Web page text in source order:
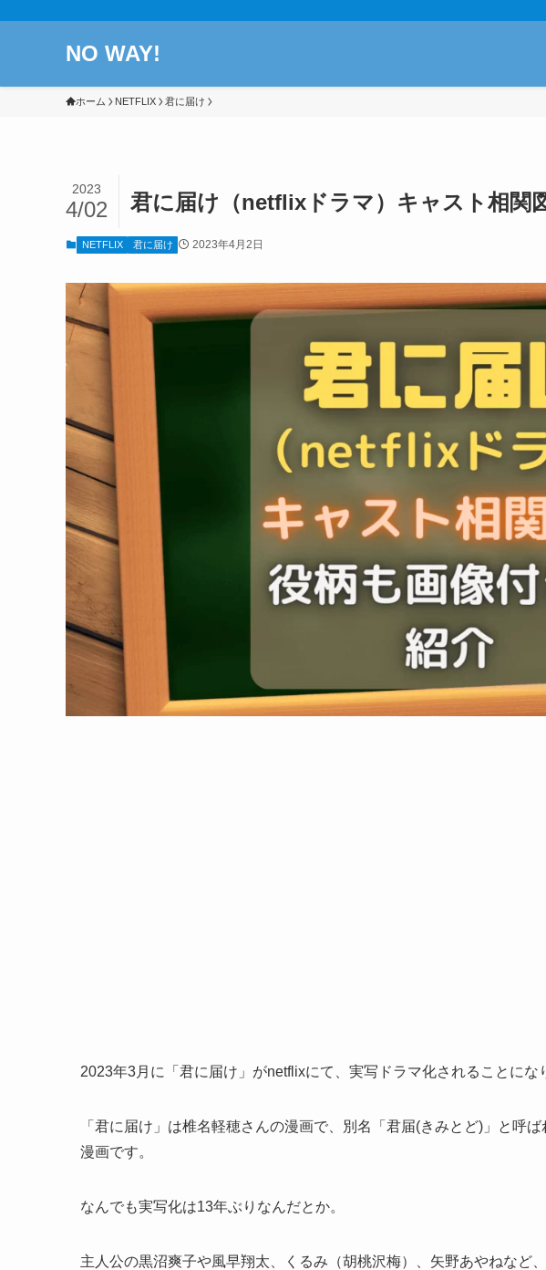
NO WAY!
ホーム NETFLIX 君に届け
君に届け（netflixドラマ）キャスト相関
2023
4/02
NETFLIX 君に届け 2023年4月2日
2023年3月に「君に届け」がnetflixにて、実写ドラマ化されることにな
「君に届け」は椎名軽穂さんの漫画で、別名「君届(きみとど)」と呼
漫画です。
なんでも実写化は13年ぶりなんだとか。
主人公の黒沼爽子や風早翔太、くるみ（胡桃沢梅）、矢野あやねなど